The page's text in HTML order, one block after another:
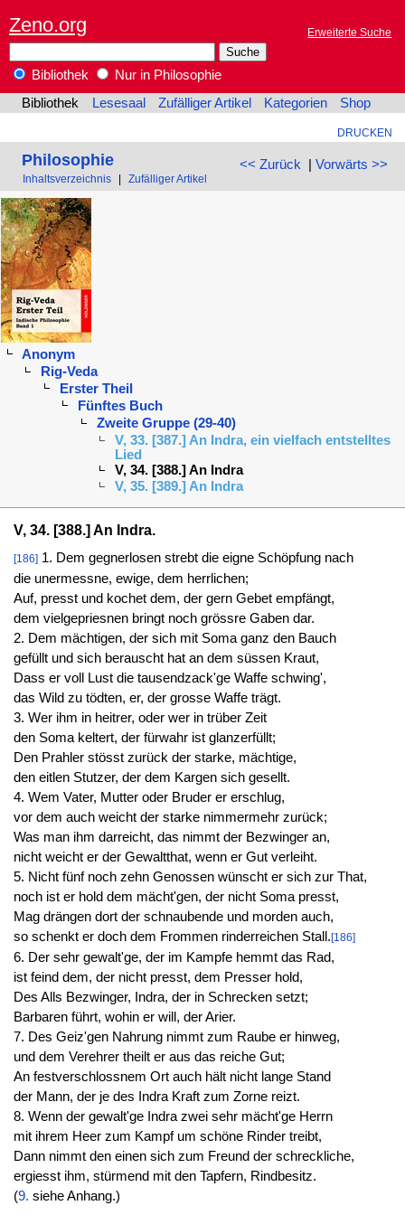
Zeno.org Erweiterte Suche
Bibliothek
Nur in Philosophie
Bibliothek
Lesesaal Zufälliger Artikel Kategorien Shop
DRUCKEN
<< Zurück | Vorwärts >>
Philosophie
Inhaltsverzeichnis Zufälliger Artikel
Anonym
Rig-Veda
Erster Theil
Fünftes Buch
Zweite Gruppe (29-40)
V, 33. [387.] An Indra, ein vielfach entstelltes
Lied
V, 34. [388.] An Indra
V, 35. [389.] An Indra
V, 34. [388.] An Indra.
[186]1. Dem gegnerlosen strebt die eigne Schöpfung nach
die unermessne, ewige, dem herrlichen;
Auf, presst und kochet dem, der gern Gebet empfängt,
dem vielgepriesnen bringt noch grössre Gaben dar.
2. Dem mächtigen, der sich mit Soma ganz den Bauch
gefüllt und sich berauscht hat an dem süssen Kraut,
Dass er voll Lust die tausendzack'ge Waffe schwing',
das Wild zu tödten, er, der grosse Waffe trägt.
3. Wer ihm in heitrer, oder wer in trüber Zeit
den Soma keltert, der fürwahr ist glanzerfüllt;
Den Prahler stösst zurück der starke, mächtige,
den eitlen Stutzer, der dem Kargen sich gesellt.
4. Wem Vater, Mutter oder Bruder er erschlug,
vor dem auch weicht der starke nimmermehr zurück;
Was man ihm darreicht, das nimmt der Bezwinger an,
nicht weicht er der Gewaltthat, wenn er Gut verleiht.
5. Nicht fünf noch zehn Genossen wünscht er sich zur That,
noch ist er hold dem mächt'gen, der nicht Soma presst,
Mag drängen dort der schnaubende und morden auch,
so schenkt er doch dem Frommen rinderreichen Stall.[186]
6. Der sehr gewalt'ge, der im Kampfe hemmt das Rad,
ist feind dem, der nicht presst, dem Presser hold,
Des Alls Bezwinger, Indra, der in Schrecken setzt;
Barbaren führt, wohin er will, der Arier.
7. Des Geiz'gen Nahrung nimmt zum Raube er hinweg,
und dem Verehrer theilt er aus das reiche Gut;
An festverschlossnem Ort auch hält nicht lange Stand
der Mann, der je des Indra Kraft zum Zorne reizt.
8. Wenn der gewalt'ge Indra zwei sehr mächt'ge Herrn
mit ihrem Heer zum Kampf um schöne Rinder treibt,
Dann nimmt den einen sich zum Freund der schreckliche,
ergiesst ihm, stürmend mit den Tapfern, Rindbesitz.
(9. siehe Anhang.)